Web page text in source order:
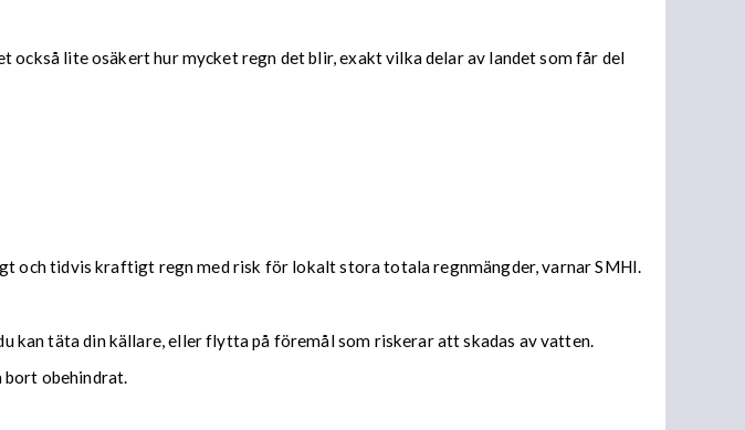
lite osäkert hur mycket regn det blir, exakt vilka delar av landet som får del
och tidvis kraftigt regn med risk för lokalt stora totala regnmängder, varnar SMHI.
kan täta din källare, eller flytta på föremål som riskerar att skadas av vatten.
bort obehindrat.